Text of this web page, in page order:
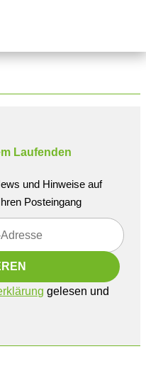
finden.
Laufenden
und Hinweise auf
Posteingang
gelesen und